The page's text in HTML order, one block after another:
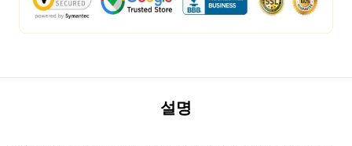
설명